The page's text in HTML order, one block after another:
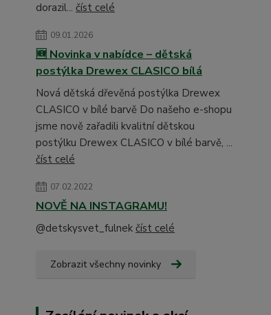
dorazil... číst celé
09.01.2026
🆕 Novinka v nabídce – dětská
postýlka Drewex CLASICO bílá
Nová dětská dřevěná postýlka Drewex
CLASICO v bílé barvě Do našeho e-shopu
jsme nově zařadili kvalitní dětskou
postýlku Drewex CLASICO v bílé barvě, ...
číst celé
07.02.2022
NOVĚ NA INSTAGRAMU!
@detskysvet_fulnek číst celé
Zobrazit všechny novinky